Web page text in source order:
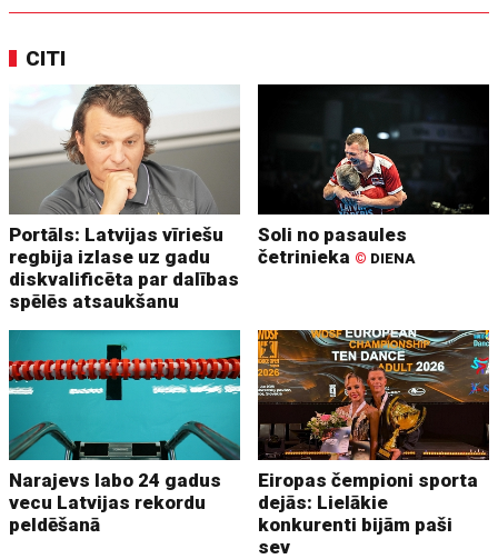
CITI
Portāls: Latvijas vīriešu
regbija izlase uz gadu
diskvalificēta par dalības
spēlēs atsaukšanu
Soli no pasaules
četrinieka © DIENA
Narajevs labo 24 gadus
vecu Latvijas rekordu
peldēšanā
Eiropas čempioni sporta
dejās: Lielākie
konkurenti bijām paši
sev